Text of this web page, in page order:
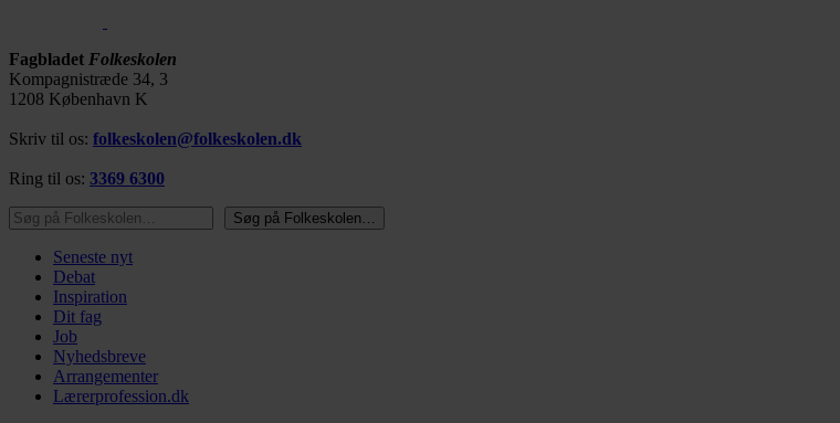
Fagbladet Folkeskolen
Kompagnistræde 34, 3
1208 København K
Skriv til os: folkeskolen@folkeskolen.dk
Ring til os: 3369 6300
Søg på Folkeskolen…
Søg på Folkeskolen…
Seneste nyt
Debat
Inspiration
Dit fag
Job
Nyhedsbreve
Arrangementer
Lærerprofession.dk